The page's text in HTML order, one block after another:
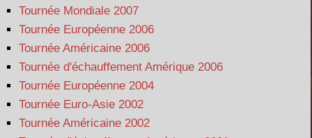
Tournée Mondiale 2007
Tournée Européenne 2006
Tournée Américaine 2006
Tournée d'échauffement Amérique 2006
Tournée Européenne 2004
Tournée Euro-Asie 2002
Tournée Américaine 2002